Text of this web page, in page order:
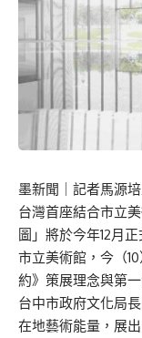
墨新聞 ｜記者馬源
台灣首座結合市立
圖」將於今年12月
市立美術館，今（
約》策展理念與第
台中市政府文化局
在地藝術能量，展